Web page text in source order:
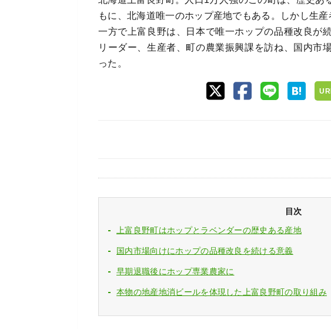
もに、北海道唯一のホップ産地でもある。しかし生産
一方で上富良野は、日本で唯一ホップの品種改良が
リーダー、生産者、町の農業振興課を訪ね、国内市
った。
目次
上富良野町はホップとラベンダーの歴史ある産地
国内市場向けにホップの品種改良を続ける意義
早期退職後にホップ専業農家に
本物の地産地消ビールを体現した上富良野町の取り組み